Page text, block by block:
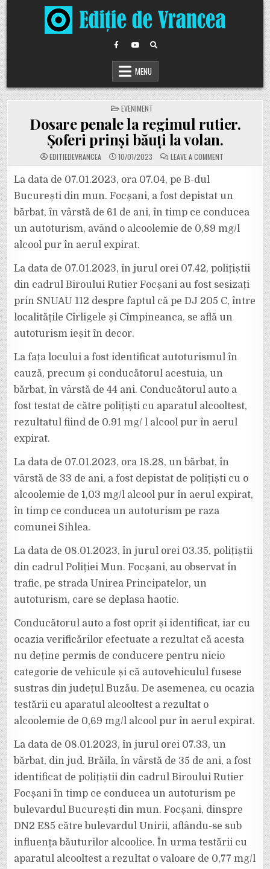
Skip
to
content
MENU
POSTED
IN
EVENIMENT
Dosare penale la regimul rutier.
Șoferi prinși băuți la volan.
EDITIEDEVRANCEA 10/01/2023 LEAVE A COMMENT
DOSARE
RUTIER.
ȘOFERI
PRINȘI
BĂUȚI
VOLAN.
La data de 07.01.2023, ora 07.04, pe B-dul
București din mun. Focșani, a fost depistat un
bărbat, în vârstă de 61 de ani, în timp ce conducea
un autoturism, având o alcoolemie de 0,89 mg/l
alcool pur în aerul expirat.
La data de 07.01.2023, în jurul orei 07.42, polițiștii
din cadrul Biroului Rutier Focșani au fost sesizați
prin SNUAU 112 despre faptul că pe DJ 205 C, între
localitățile Cîrligele și Cîmpineanca, se află un
autoturism ieșit în decor.
La fața locului a fost identificat autoturismul în
cauză, precum și conducătorul acestuia, un
bărbat, în vârstă de 44 ani. Conducătorul auto a
fost testat de către polițiști cu aparatul alcooltest,
rezultatul fiind de 0.91 mg/ l alcool pur în aerul
expirat.
La data de 07.01.2023, ora 18.28, un bărbat, în
vârstă de 33 de ani, a fost depistat de polițiști cu o
alcoolemie de 1,03 mg/l alcool pur în aerul expirat,
în timp ce conducea un autoturism pe raza
comunei Sihlea.
La data de 08.01.2023, în jurul orei 03.35, polițiștii
din cadrul Poliției Mun. Focșani, au observat în
trafic, pe strada Unirea Principatelor, un
autoturism, care se deplasa haotic.
Conducătorul auto a fost oprit și identificat, iar cu
ocazia verificărilor efectuate a rezultat că acesta
nu deține permis de conducere pentru nicio
categorie de vehicule și că autovehiculul fusese
sustras din județul Buzău. De asemenea, cu ocazia
testării cu aparatul alcooltest a rezultat o
alcoolemie de 0,69 mg/l alcool pur în aerul expirat.
La data de 08.01.2023, în jurul orei 07.33, un
bărbat, din jud. Brăila, în vârstă de 35 de ani, a fost
identificat de polițiștii din cadrul Biroului Rutier
Focșani în timp ce conducea un autoturism pe
bulevardul București din mun. Focșani, dinspre
DN2 E85 către bulevardul Unirii, aflându-se sub
influența băuturilor alcoolice. În urma testării cu
aparatul alcooltest a rezultat o valoare de 0,77 mg/l